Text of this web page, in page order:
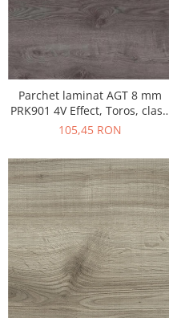
Parchet laminat AGT 8 mm
PRK901 4V Effect, Toros, clasa
32 AC4
105,45 RON